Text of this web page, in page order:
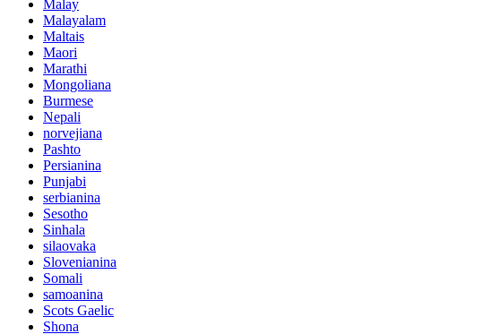
Malay
Malayalam
Maltais
Maori
Marathi
Mongoliana
Burmese
Nepali
norvejiana
Pashto
Persianina
Punjabi
serbianina
Sesotho
Sinhala
silaovaka
Slovenianina
Somali
samoanina
Scots Gaelic
Shona